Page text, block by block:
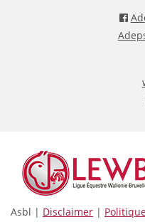
Asbl | Disclaimer |